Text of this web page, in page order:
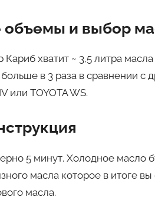
объемы и выбор
хватит ~ 3,5 литра
в 3 раза в сравнении с
или TOYOTA WS.
5 минут. Холодное масло
масла которое в итоге
масла.